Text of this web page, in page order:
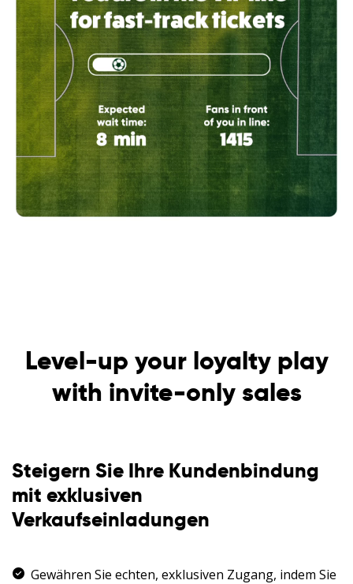
Level-up your loyalty play
with invite-only sales
Steigern Sie Ihre Kundenbindung
mit exklusiven
Verkaufseinladungen
Gewähren Sie echten, exklusiven Zugang, indem Sie